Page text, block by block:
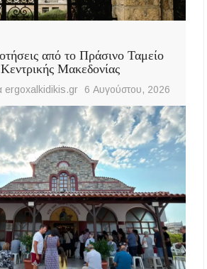
από το Πράσινο Ταμείο
Μακεδονίας
ergoxalkidikis.gr 6 Αυγούστου, 2026